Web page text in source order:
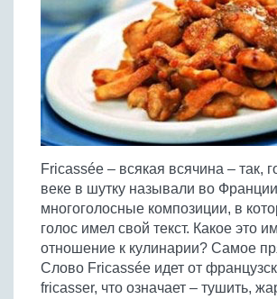
Из яиц и другие
Холодные супы
Супы-пюре
Молочные супы
Сладкие супы
Отварное мясо
Запеченное мясо
Тушеное мясо
Из мясного фарша
Из субпродуктов
Жареная рыба
Отварная и паровая
Запеченная рыба
Тушеная рыба
Из рыбного фарша
Морепродукты
Суши и роллы
Вся птица
Жареная птица
Отварная птица
Запеченная птица
Тушеная птица
Из фарша птицы
Из субпродуктов птицы
Овощи
Все овощи
Жареные овощи
Отварные овощи
Тушеные овощи
Запеченные овощи
Выпечка
Вся выпечка
Торты и пирожные
Пироги и пирожки
Кексы и маффины
Печенье и булочки
Блины и оладьи
Пиццы
Соусы
Все соусы
Соусы к рыбе
Соусы к овощам
Другие соусы
Все напитки
Алкогольные напитки
Безалкогольные напитки
Заготовки
Все заготовки
Ягоды и фрукты
Овощи
Десерты
Конфеты и сладости
Десерты
Ещё...
Fricassée – всякая всячина – так,
веке в шутку называли во Франции
многоголосные композиции, в
голос имел свой текст. Какое это
отношение к кулинарии? Самое
Слово Fricassée идет от
fricasser, что означает – тушить,